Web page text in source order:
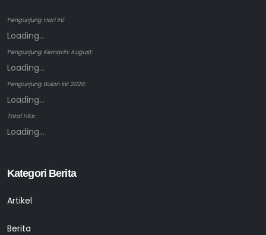
Pengunjung Hari ini:
Loading...
Pengunjung Kemarin: August:
Loading...
Pengunjung Bulan ini: 2026:
Loading...
Total Hits:
Loading...
Kategori Berita
Artikel
Berita